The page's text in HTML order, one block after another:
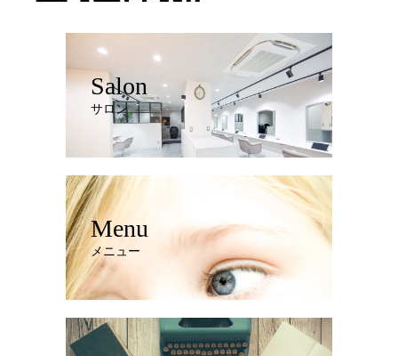
Salon
サロン
Menu
メニュー